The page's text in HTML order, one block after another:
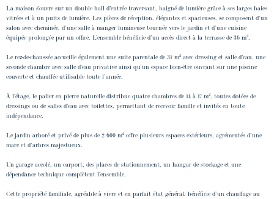
La maison s’ouvre sur un double hall d’entrée traversant, baigné de lumière grâce à ses larges baies
vitrées et à un puits de lumière. Les pièces de réception, élégantes et spacieuses, se composent d’un
salon avec cheminée, d’une salle à manger lumineuse tournée vers le jardin et d’une cuisine
équipée prolongée par un office. L’ensemble bénéficie d’un accès direct à la terrasse de 36 m².
Le rez-de-chaussée accueille également une suite parentale de 31 m² avec dressing et salle d’eau, une
seconde chambre avec salle d’eau privative ainsi qu’un espace bien-être ouvrant sur une piscine
couverte et chauffée utilisable toute l’année.
À l’étage, le palier en pierre naturelle distribue quatre chambres de 14 à 17 m², toutes dotées de
dressings ou de salles d’eau avec toilettes, permettant de recevoir famille et invités en toute
indépendance.
Le jardin arboré et privé de plus de 2 600 m² offre plusieurs espaces extérieurs, agrémentés d’une
mare et d’arbres majestueux.
Un garage accolé, un carport, des places de stationnement, un hangar de stockage et une
dépendance technique complètent l’ensemble.
Cette propriété familiale, agréable à vivre et en parfait état général, bénéficie d’un chauffage au